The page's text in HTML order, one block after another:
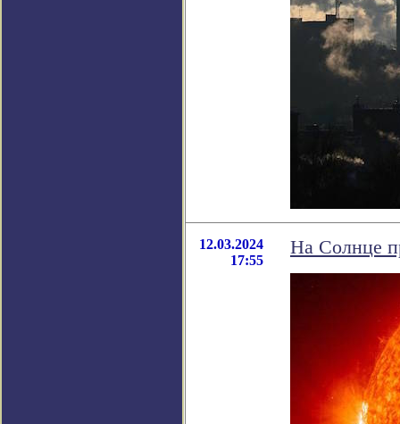
12.03.2024
17:55
На Солнце